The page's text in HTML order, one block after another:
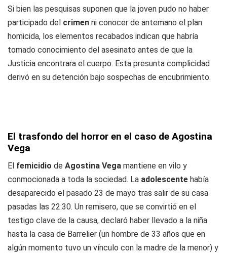
Si bien las pesquisas suponen que la joven pudo no haber
participado del crimen ni conocer de antemano el plan
homicida, los elementos recabados indican que habría
tomado conocimiento del asesinato antes de que la
Justicia encontrara el cuerpo. Esta presunta complicidad
derivó en su detención bajo sospechas de encubrimiento.
El trasfondo del horror en el caso de Agostina
Vega
El femicidio de Agostina Vega mantiene en vilo y
conmocionada a toda la sociedad. La adolescente había
desaparecido el pasado 23 de mayo tras salir de su casa
pasadas las 22:30. Un remisero, que se convirtió en el
testigo clave de la causa, declaró haber llevado a la niña
hasta la casa de Barrelier (un hombre de 33 años que en
algún momento tuvo un vínculo con la madre de la menor) y